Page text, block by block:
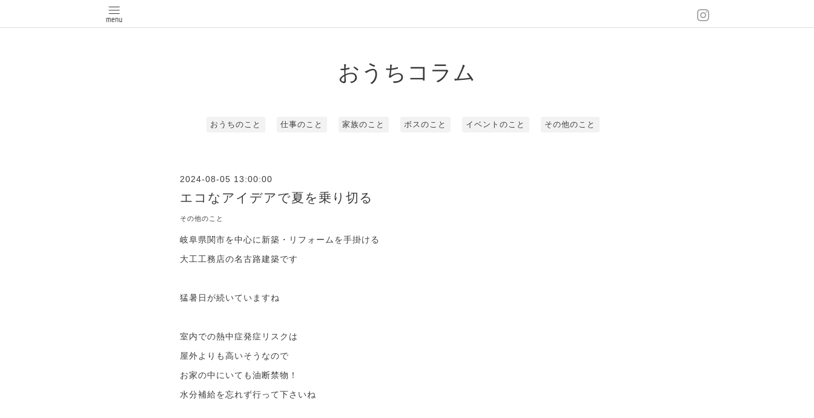
おうちコラム
おうちのこと 仕事のこと 家族のこと ボスのこと イベントのこと その他のこと
2024-08-05 13:00:00
エコなアイデアで夏を乗り切る
その他のこと
岐阜県関市を中心に新築・リフォームを手掛ける
大工工務店の名古路建築です
猛暑日が続いていますね
室内での熱中症発症リスクは
屋外よりも高いそうなので
お家の中にいても油断禁物！
水分補給を忘れず行って下さいね